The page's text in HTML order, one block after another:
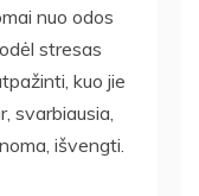
nuo odos
stresas
kuo jie
svarbiausia,
išvengti.